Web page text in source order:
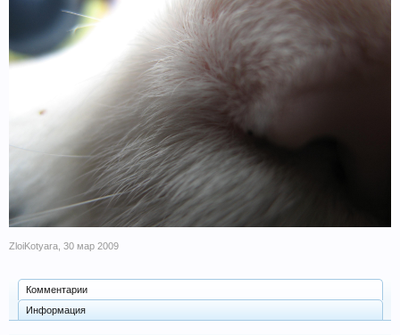
ZloiKotyara 30 мар 2009
Комментарии
Информация